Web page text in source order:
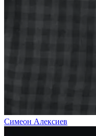
Симеон Алексиев